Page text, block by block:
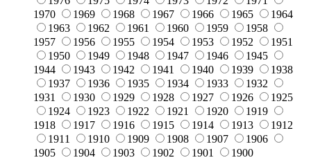
1970
1969 1968 1967 1966 1965
1964
1963
1962 1961 1960 1959
1958
1957
1956 1955 1954 1953 1952
1951
1950
1949 1948 1947 1946
1945
1944
1943 1942 1941 1940 1939
1938
1937
1936 1935 1934 1933
1932
1931
1930 1929 1928 1927 1926
1925
1924
1923 1922 1921 1920
1919
1918
1917 1916 1915 1914 1913
1912
1911
1910 1909 1908 1907
1906
1905
1904 1903 1902 1901 1900